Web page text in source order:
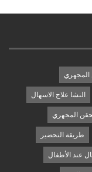
المجهري
النشا علاج الاسهال
المجهري
طريقة التحضير
عند الأطفال